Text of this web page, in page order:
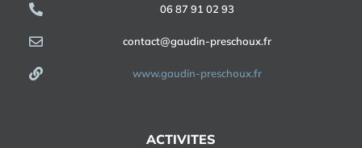
06 87 91 02 93
contact@gaudin-preschoux.fr
www.gaudin-preschoux.fr
ACTIVITES